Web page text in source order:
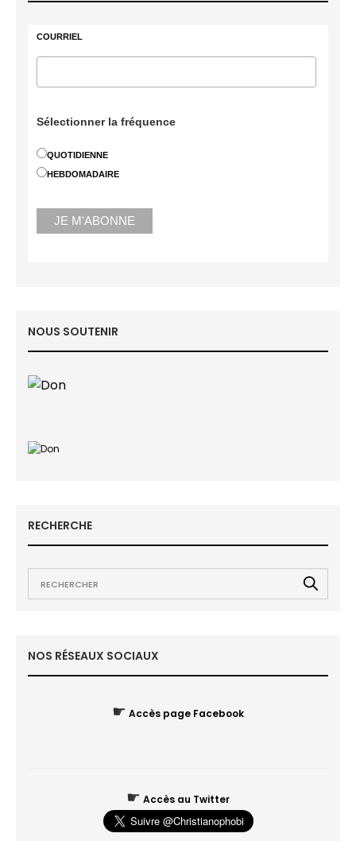
COURRIEL
Sélectionner la fréquence
QUOTIDIENNE
HEBDOMADAIRE
NOUS SOUTENIR
RECHERCHE
NOS RÉSEAUX SOCIAUX
☛ Accès page Facebook
☛ Accès au Twitter